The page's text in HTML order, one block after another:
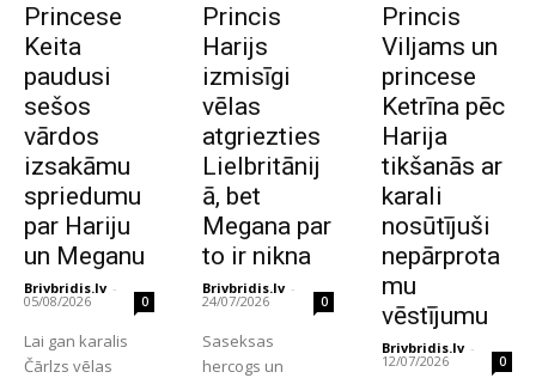
Princese
Keita
paudusi
sešos
vārdos
izsakāmu
spriedumu
par Hariju
un Meganu
Brivbridis.lv -
05/08/2026 0
Lai gan karalis
Čārlzs vēlas
Princis
Harijs
izmisīgi
vēlas
atgriezties
Lielbritānij
ā, bet
Megana par
to ir nikna
Brivbridis.lv -
24/07/2026 0
Saseksas
hercogs un
Princis
Viljams un
princese
Ketrīna pēc
Harija
tikšanās ar
karali
nosūtījuši
nepārprota
mu
vēstījumu
Brivbridis.lv -
12/07/2026 0